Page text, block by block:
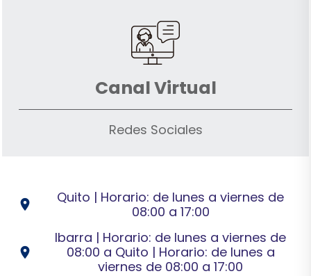
Canal Virtual
Redes Sociales
location_on
Quito | Horario: de lunes a viernes de
08:00 a 17:00
location_on
Ibarra | Horario: de lunes a viernes de
08:00 a Quito | Horario: de lunes a
viernes de 08:00 a 17:00